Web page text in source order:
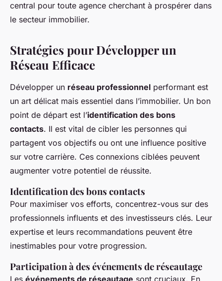
central pour toute agence cherchant à prospérer dans
le secteur immobilier.
Stratégies pour Développer un
Réseau Efficace
Développer un réseau professionnel performant est
un art délicat mais essentiel dans l’immobilier. Un bon
point de départ est l’identification des bons
contacts. Il est vital de cibler les personnes qui
partagent vos objectifs ou ont une influence positive
sur votre carrière. Ces connexions ciblées peuvent
augmenter votre potentiel de réussite.
Identification des bons contacts
Pour maximiser vos efforts, concentrez-vous sur des
professionnels influents et des investisseurs clés. Leur
expertise et leurs recommandations peuvent être
inestimables pour votre progression.
Participation à des événements de réseautage